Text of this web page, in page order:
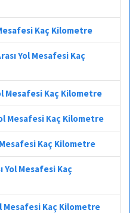
Kaç Kilometre
Yol Mesafesi Kaç
Mesafesi Kaç Kilometre
Mesafesi Kaç Kilometre
Kaç Kilometre
Yol Mesafesi Kaç
Mesafesi Kaç Kilometre